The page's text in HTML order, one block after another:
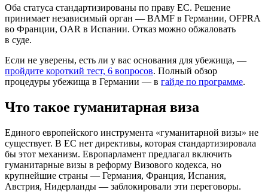
Оба статуса стандартизированы по праву ЕС. Решение
принимает независимый орган — BAMF в Германии, OFPRA
во Франции, OAR в Испании. Отказ можно обжаловать
в суде.
Если не уверены, есть ли у вас основания для убежища, —
пройдите короткий тест, 6 вопросов. Полный обзор
процедуры убежища в Германии — в гайде по программе.
Что такое гуманитарная виза
Единого европейского инструмента «гуманитарной визы» не
существует. В ЕС нет директивы, которая стандартизировала
бы этот механизм. Европарламент предлагал включить
гуманитарные визы в реформу Визового кодекса, но
крупнейшие страны — Германия, Франция, Испания,
Австрия, Нидерланды — заблокировали эти переговоры.